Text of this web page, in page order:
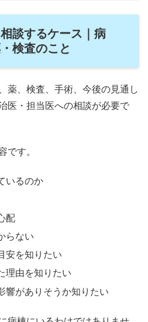
談するケース｜病
検査のこと
薬、検査、手術、今後の見通し
医・担当医への相談が必要で
です。
いるのか
配
らない
安を知りたい
理由を知りたい
響がありそうか知りたい